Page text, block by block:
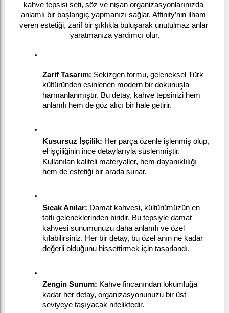
kahve tepsisi seti, söz ve nişan organizasyonlarınızda
anlamlı bir başlangıç yapmanızı sağlar. Affinity’nin ilham
veren estetiği, zarif bir şıklıkla buluşarak unutulmaz anlar
yaratmanıza yardımcı olur.
Zarif Tasarım: Sekizgen formu, geleneksel Türk
kültüründen esinlenen modern bir dokunuşla
harmanlanmıştır. Bu detay, kahve tepsinizi hem
anlamlı hem de göz alıcı bir hale getirir.
Kusursuz İşçilik: Her parça özenle işlenmiş olup,
el işçiliğinin ince detaylarıyla süslenmiştir.
Kullanılan kaliteli materyaller, hem dayanıklılığı
hem de estetiği bir arada sunar.
Sıcak Anılar: Damat kahvesi, kültürümüzün en
tatlı geleneklerinden biridir. Bu tepsiyle damat
kahvesi sunumunuzu daha anlamlı ve özel
kılabilirsiniz. Her bir detay, bu özel anın ne kadar
değerli olduğunu hissettirmek için tasarlandı.
Zengin Sunum: Kahve fincanından lokumluğa
kadar her detay, organizasyonunuzu bir üst
seviyeye taşıyacak niteliktedir.